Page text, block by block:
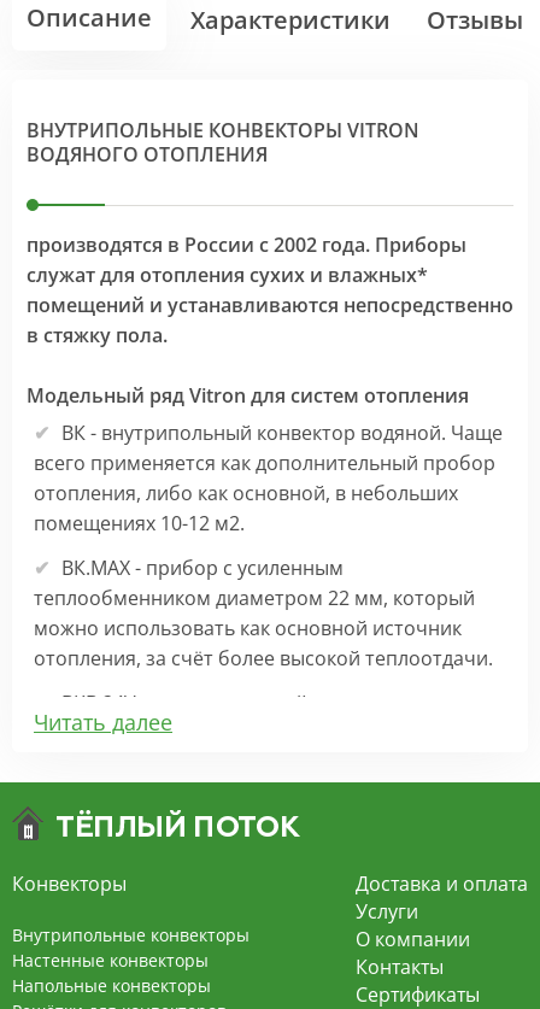
Описание Характеристики Отзывы
ВНУТРИПОЛЬНЫЕ КОНВЕКТОРЫ VITRON
ВОДЯНОГО ОТОПЛЕНИЯ
производятся в России с 2002 года. Приборы
служат для отопления сухих и влажных*
помещений и устанавливаются непосредственно
в стяжку пола.
Модельный ряд Vitron для систем отопления
ВК - внутрипольный конвектор водяной. Чаще
всего применяется как дополнительный пробор
отопления, либо как основной, в небольших
помещениях 10-12 м2.
ВК.МАХ - прибор с усиленным
теплообменником диаметром 22 мм, который
можно использовать как основной источник
отопления, за счёт более высокой теплоотдачи.
ВКВ 24V – внутрипольный конвектор
отопления с вентилятором на 24В подходит для
экономит электроэнергию и бесшумно работает.
конвекцией на 220В. За счет тангенциального
вентилятора создает принудительную
конвекцию, что позволяет обогревать
помещения большой площади.
Читать далее
Конвекторы
Внутрипольные конвекторы
Настенные конвекторы
Напольные конвекторы
Доставка и оплата
Услуги
О компании
Контакты
Сертификаты